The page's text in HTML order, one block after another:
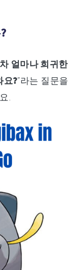
얼마나 희귀한
요?”라는 질문을
.